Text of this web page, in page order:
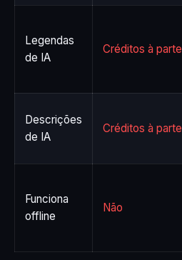
Legendas
de IA
Créditos à parte
Descrições
de IA
Créditos à parte
Funciona
offline
Não